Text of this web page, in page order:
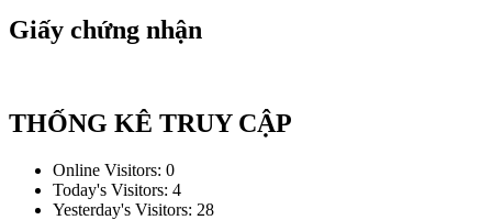
Giấy chứng nhận
THỐNG KÊ TRUY CẬP
Online Visitors: 0
Today's Visitors: 4
Yesterday's Visitors: 28